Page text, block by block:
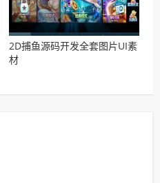
2D捕鱼源码开发全套图片UI素
材